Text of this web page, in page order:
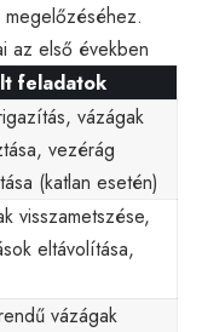
az első években
feladatok
vázágak
vezérág
(katlan esetén)
visszametszése,
eltávolítása,
vázágak